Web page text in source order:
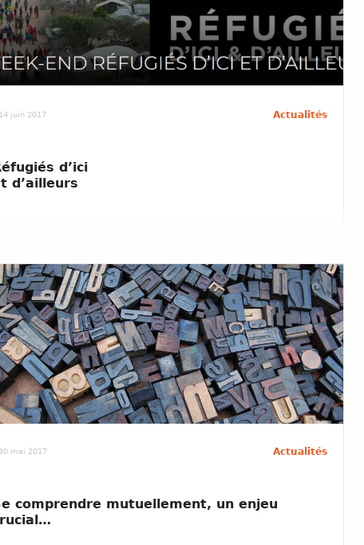
juin 2017 Actualités
d’ici
d’ailleurs
mai 2017 Actualités
comprendre mutuellement, un enjeu